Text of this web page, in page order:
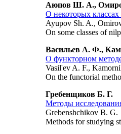
Аюпов Ш. А.,
О некоторых
Ayupov Sh. A.,
On some classes of
Васильев А. Ф.,
О функторном
Vasil'ev A. F.,
On the functorial
Гребенщиков Б. Г.
Методы
Grebenshchikov B. G.
Methods for studying